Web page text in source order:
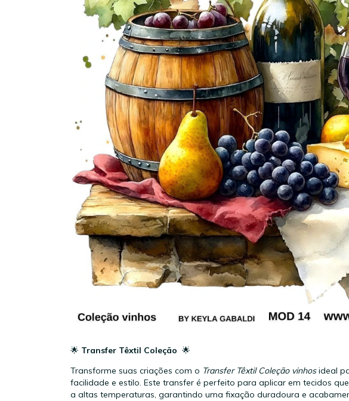
🌟 Transfer Têxtil Coleção 🌟
Transforme suas criações com o Transfer Têxtil Coleção vinhosideal
facilidade e estilo. Este transfer é perfeito para aplicar em tecidos que
a altas temperaturas, garantindo uma fixação duradoura e